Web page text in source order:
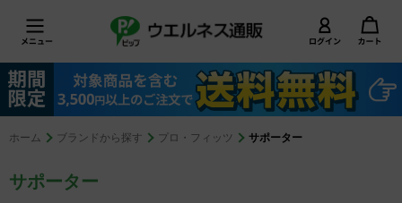
ホーム ブランドから探す プロ・フィッツ サポーター
サポーター